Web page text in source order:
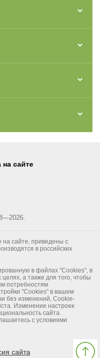
на сайте
сайте, приведены с
в российских
в файлах "Cookies", в
целях, а также для того, чтобы
потребностям
"Cookies" в вашем
без изменений, Cookie-
Изменение настроек
сайта.
с условиями
сайта